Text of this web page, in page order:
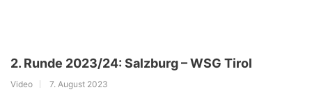
2. Runde 2023/24: Salzburg – WSG Tirol
Video 7. August 2023